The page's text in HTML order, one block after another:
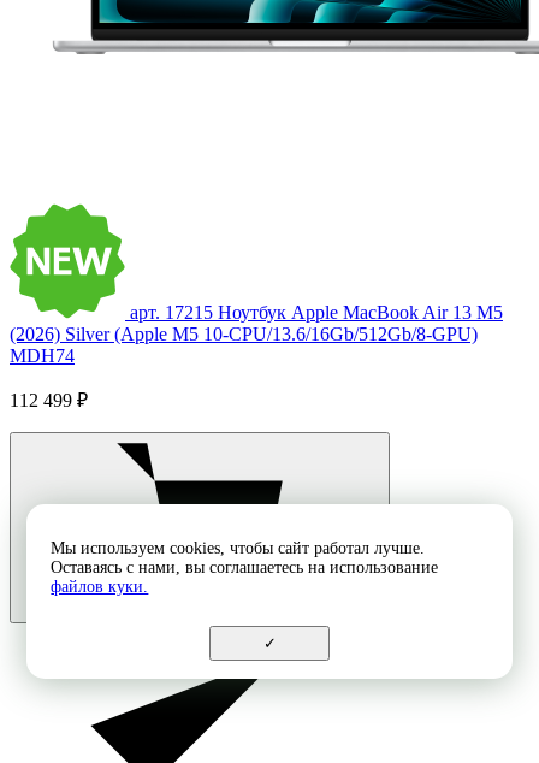
арт. 17215 Ноутбук Apple MacBook Air 13 M5
(2026) Silver (Apple M5 10-CPU/13.6/16Gb/512Gb/8-GPU)
MDH74
112 499 ₽
Мы используем cookies, чтобы сайт работал лучше.
Оставаясь с нами, вы соглашаетесь на использование
файлов куки.
✓